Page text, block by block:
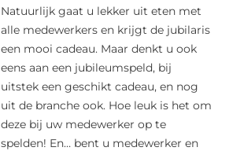
Natuurlijk gaat u lekker uit eten met
alle medewerkers en krijgt de jubilaris
een mooi cadeau. Maar denkt u ook
eens aan een jubileumspeld, bij
uitstek een geschikt cadeau, en nog
uit de branche ook. Hoe leuk is het om
deze bij uw medewerker op te
spelden! En… bent u medewerker en